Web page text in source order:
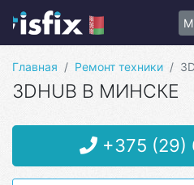
Главная Ремонт техники
3DHUB В МИНСКЕ
+375 (29)